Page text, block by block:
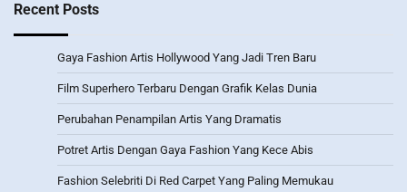
Recent Posts
Gaya Fashion Artis Hollywood Yang Jadi Tren Baru
Film Superhero Terbaru Dengan Grafik Kelas Dunia
Perubahan Penampilan Artis Yang Dramatis
Potret Artis Dengan Gaya Fashion Yang Kece Abis
Fashion Selebriti Di Red Carpet Yang Paling Memukau